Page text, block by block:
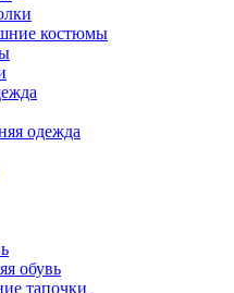
костюмы
одежда
обувь
тапочки